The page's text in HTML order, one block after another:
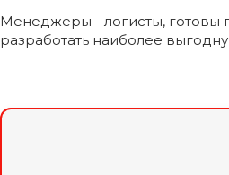
Менеджеры - логисты, готовы
разработать наиболее